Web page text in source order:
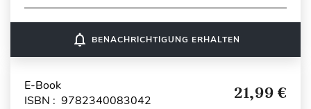
notifications_none BENACHRICHTIGUNG ERHALTEN
E-Book
ISBN : 9782340083042
21,99 €